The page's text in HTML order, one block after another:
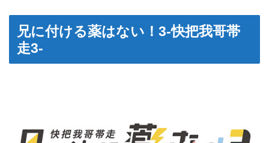
兄に付ける薬はない！3‐快把我哥帯
走3‐